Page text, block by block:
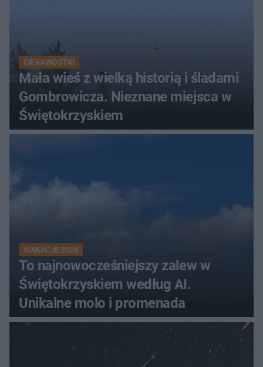
CIEKAWOSTKI
Mała wieś z wielką historią i śladami
Gombrowicza. Nieznane miejsca w
Świętokrzyskiem
WAKACJE 2026
To najnowocześniejszy zalew w
Świętokrzyskiem według AI.
Unikalne molo i promenada